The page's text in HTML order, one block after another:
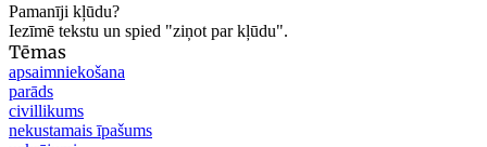
Pamanīji kļūdu?
Iezīmē tekstu un spied "ziņot par kļūdu".
Tēmas
apsaimniekošana
parāds
civillikums
nekustamais īpašums